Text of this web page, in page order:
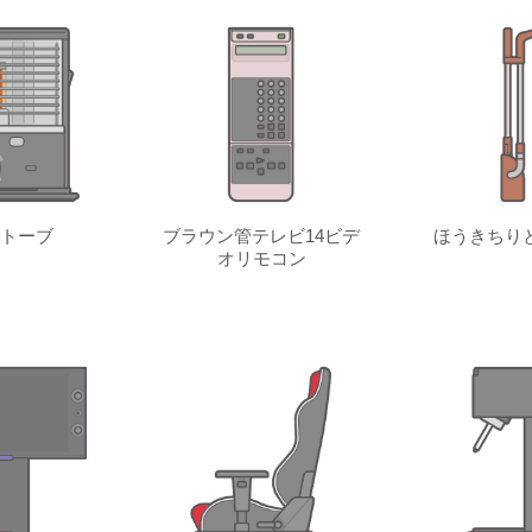
ーブ
ブラウン管テレビ14ビデ
オリモコン
ほうきちり